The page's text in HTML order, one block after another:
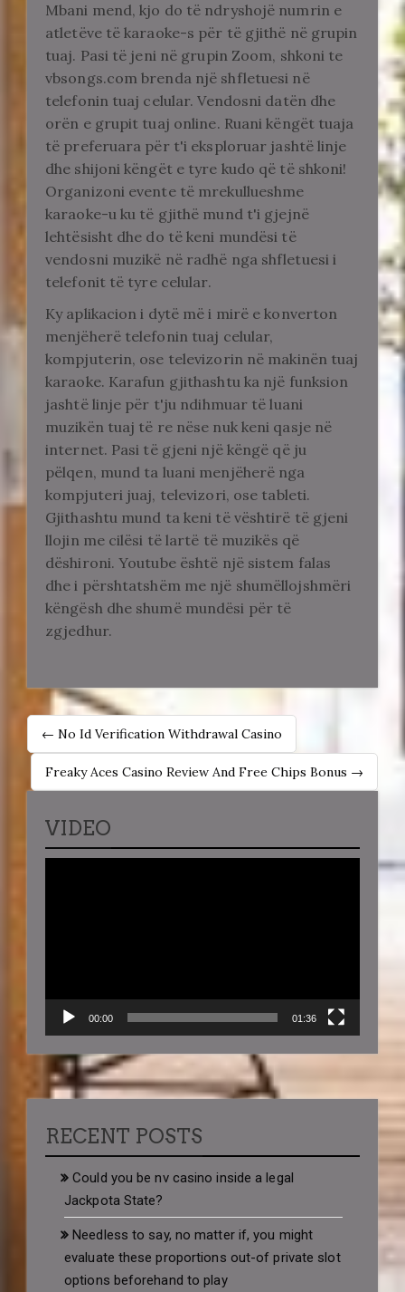
Mbani mend, kjo do të ndryshojë numrin e
atletëve të karaoke-s për të gjithë në grupin
tuaj. Pasi të jeni në grupin Zoom, shkoni te
vbsongs.com brenda një shfletuesi në
telefonin tuaj celular. Vendosni datën dhe
orën e grupit tuaj online. Ruani këngët tuaja
të preferuara për t'i eksploruar jashtë linje
dhe shijoni këngët e tyre kudo që të shkoni!
Organizoni evente të mrekullueshme
karaoke-u ku të gjithë mund t'i gjejnë
lehtësisht dhe do të keni mundësi të
vendosni muzikë në radhë nga shfletuesi i
telefonit të tyre celular.
Ky aplikacion i dytë më i mirë e konverton
menjëherë telefonin tuaj celular,
kompjuterin, ose televizorin në makinën tuaj
karaoke. Karafun gjithashtu ka një funksion
jashtë linje për t'ju ndihmuar të luani
muzikën tuaj të re nëse nuk keni qasje në
internet. Pasi të gjeni një këngë që ju
pëlqen, mund ta luani menjëherë nga
kompjuteri juaj, televizori, ose tableti.
Gjithashtu mund ta keni të vështirë të gjeni
llojin me cilësi të lartë të muzikës që
dëshironi. Youtube është një sistem falas
dhe i përshtatshëm me një shumëllojshmëri
këngësh dhe shumë mundësi për të
zgjedhur.
POST
NAVIGATION
← No Id Verification Withdrawal Casino
Freaky Aces Casino Review And Free Chips Bonus →
VIDEO
00:00 01:36
RECENT POSTS
Could you be nv casino inside a legal
Jackpota State?
Needless to say, no matter if, you might
evaluate these proportions out-of private slot
options beforehand to play